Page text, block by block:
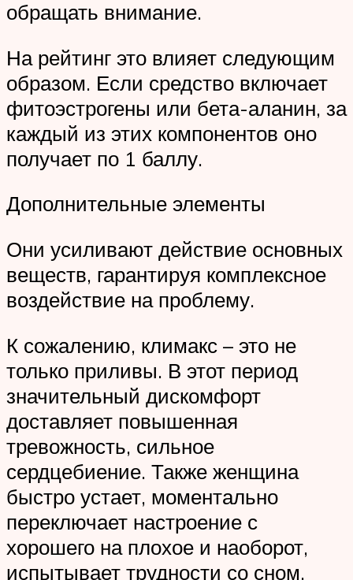
обращать внимание.
На рейтинг это влияет следующим
образом. Если средство включает
фитоэстрогены или бета-аланин, за
каждый из этих компонентов оно
получает по 1 баллу.
Дополнительные элементы
Они усиливают действие основных
веществ, гарантируя комплексное
воздействие на проблему.
К сожалению, климакс – это не
только приливы. В этот период
значительный дискомфорт
доставляет повышенная
тревожность, сильное
сердцебиение. Также женщина
быстро устает, моментально
переключает настроение с
хорошего на плохое и наоборот,
испытывает трудности со сном.